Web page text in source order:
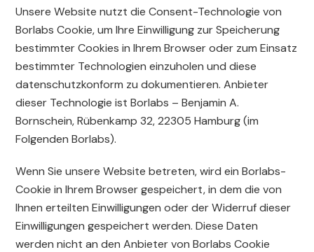
Unsere Website nutzt die Consent-Technologie von
Borlabs Cookie, um Ihre Einwilligung zur Speicherung
bestimmter Cookies in Ihrem Browser oder zum Einsatz
bestimmter Technologien einzuholen und diese
datenschutzkonform zu dokumentieren. Anbieter
dieser Technologie ist Borlabs – Benjamin A.
Bornschein, Rübenkamp 32, 22305 Hamburg (im
Folgenden Borlabs).
Wenn Sie unsere Website betreten, wird ein Borlabs-
Cookie in Ihrem Browser gespeichert, in dem die von
Ihnen erteilten Einwilligungen oder der Widerruf dieser
Einwilligungen gespeichert werden. Diese Daten
werden nicht an den Anbieter von Borlabs Cookie